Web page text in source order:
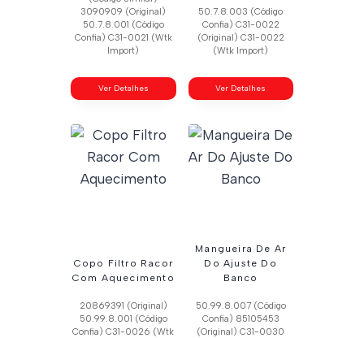
3090909 (Original)
50.7.8.001 (Código
Confia) C31-0021 (Wtk
Import)
Ver Detalhes
50.7.8.003 (Código
Confia) C31-0022
(Original) C31-0022
(Wtk Import)
Ver Detalhes
Copo Filtro Racor
Com Aquecimento
20869391 (Original)
50.99.8.001 (Código
Confia) C31-0026 (Wtk
Mangueira De Ar
Do Ajuste Do
Banco
50.99.8.007 (Código
Confia) 85105453
(Original) C31-0030